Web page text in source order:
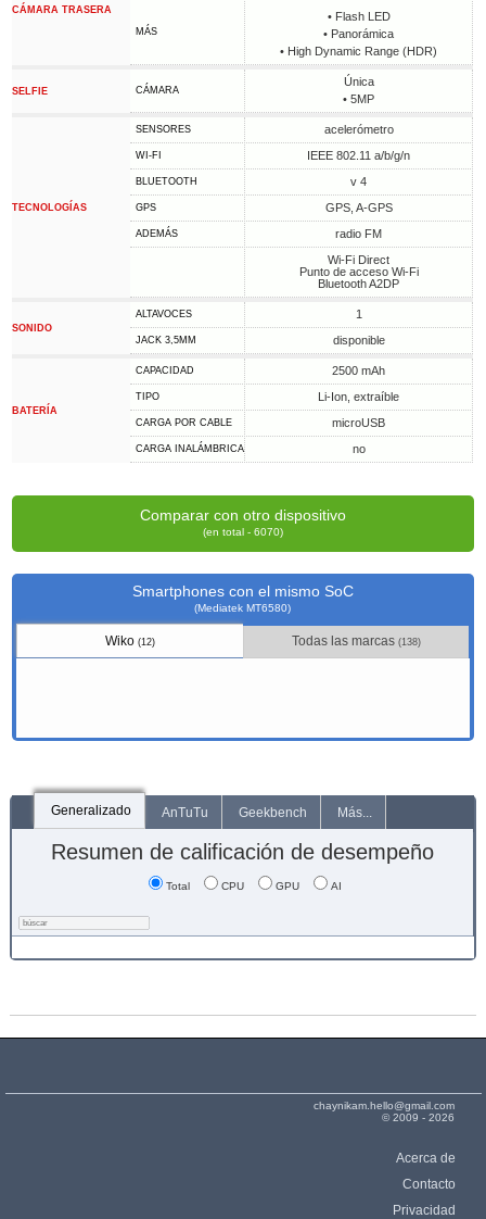
CÁMARA TRASERA
MÁS
• Flash LED
• Panorámica
• High Dynamic Range (HDR)
SELFIE CÁMARA
Única
• 5MP
TECNOLOGÍAS
SENSORES acelerómetro
WI-FI IEEE 802.11 a/b/g/n
BLUETOOTH v 4
GPS GPS, A-GPS
ADEMÁS
radio FM
Wi-Fi Direct
Punto de acceso Wi-Fi
Bluetooth A2DP
SONIDO
ALTAVOCES 1
JACK 3,5MM disponible
BATERÍA
CAPACIDAD 2500 mAh
TIPO Li-Ion, extraíble
CARGA POR CABLE microUSB
CARGA INALÁMBRICA no
Comparar con otro dispositivo
(en total - 6070)
Smartphones con el mismo SoC
(Mediatek MT6580)
Wiko(12) Todas las marcas(138)
Generalizado AnTuTu Geekbench Más...
Resumen de calificación de desempeño
Total CPU GPU AI
chaynikam.hello@gmail.com
© 2009 - 2026
Acerca de
Contacto
Privacidad